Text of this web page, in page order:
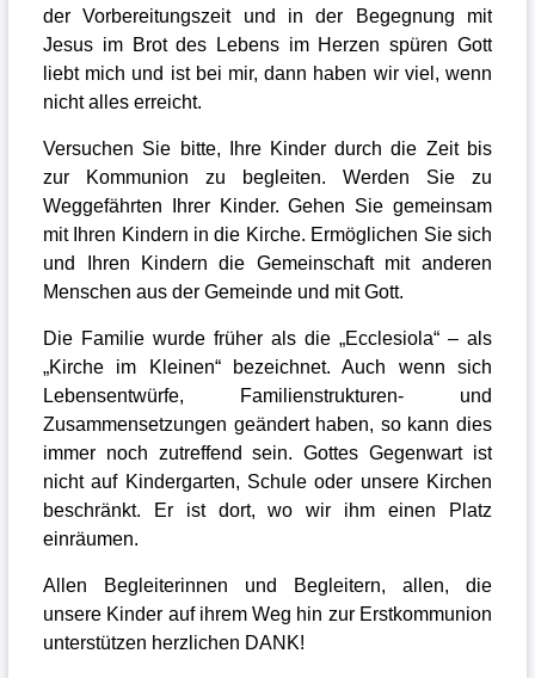
der Vorbereitungszeit und in der Begegnung mit
Jesus im Brot des Lebens im Herzen spüren Gott
liebt mich und ist bei mir, dann haben wir viel, wenn
nicht alles erreicht.
Versuchen Sie bitte, Ihre Kinder durch die Zeit bis
zur Kommunion zu begleiten. Werden Sie zu
Weggefährten Ihrer Kinder. Gehen Sie gemeinsam
mit Ihren Kindern in die Kirche. Ermöglichen Sie sich
und Ihren Kindern die Gemeinschaft mit anderen
Menschen aus der Gemeinde und mit Gott.
Die Familie wurde früher als die „Ecclesiola“ – als
„Kirche im Kleinen“ bezeichnet. Auch wenn sich
Lebensentwürfe, Familienstrukturen- und
Zusammensetzungen geändert haben, so kann dies
immer noch zutreffend sein. Gottes Gegenwart ist
nicht auf Kindergarten, Schule oder unsere Kirchen
beschränkt. Er ist dort, wo wir ihm einen Platz
einräumen.
Allen Begleiterinnen und Begleitern, allen, die
unsere Kinder auf ihrem Weg hin zur Erstkommunion
unterstützen herzlichen DANK!